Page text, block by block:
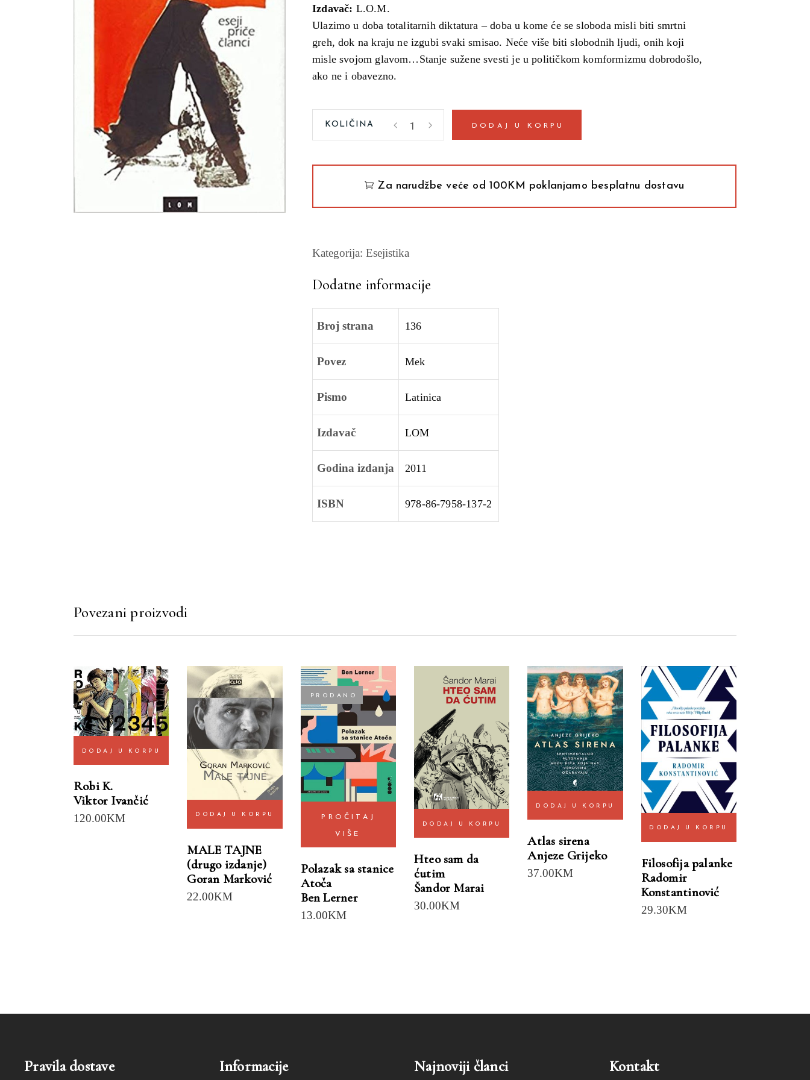
Izdavač: L.O.M.
Ulazimo u doba totalitarnih diktatura – doba u kome će se sloboda misli biti smrtni
greh, dok na kraju ne izgubi svaki smisao. Neće više biti slobodnih ljudi, onih koji
misle svojom glavom…Stanje sužene svesti je u političkom komformizmu dobrodošlo,
ako ne i obavezno.
(Džordž
Orvel)
DODAJ U KORPU
Za narudžbe veće od 100KM poklanjamo besplatnu dostavu
Kategorija: Esejistika
Dodatne informacije
Broj strana 136
Povez Mek
Pismo Latinica
Izdavač LOM
Godina izdanja 2011
ISBN 978-86-7958-137-2
Povezani proizvodi
DODAJ U KORPU
Robi K.
Viktor Ivančić
120.00KM DODAJ U KORPU
MALE TAJNE
(drugo izdanje)
Goran Marković
22.00KM
PRODANO
PROČITAJ
VIŠE
Polazak sa stanice
Atoča
Ben Lerner
13.00KM
DODAJ U KORPU
Hteo sam da
ćutim
Šandor Marai
30.00KM
DODAJ U KORPU
Atlas sirena
Anjeze Grijeko
37.00KM
DODAJ U KORPU
Filosofija palanke
Radomir
Konstantinović
29.30KM
Pravila dostave Informacije Najnoviji članci Kontakt